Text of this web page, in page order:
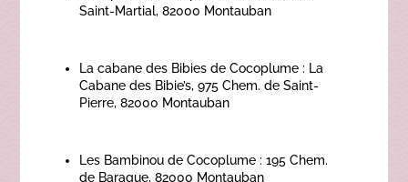
Saint-Martial, 82000 Montauban
La cabane des Bibies de Cocoplume : La
Cabane des Bibie’s, 975 Chem. de Saint-
Pierre, 82000 Montauban
Les Bambinou de Cocoplume : 195 Chem.
de Baraque, 82000 Montauban